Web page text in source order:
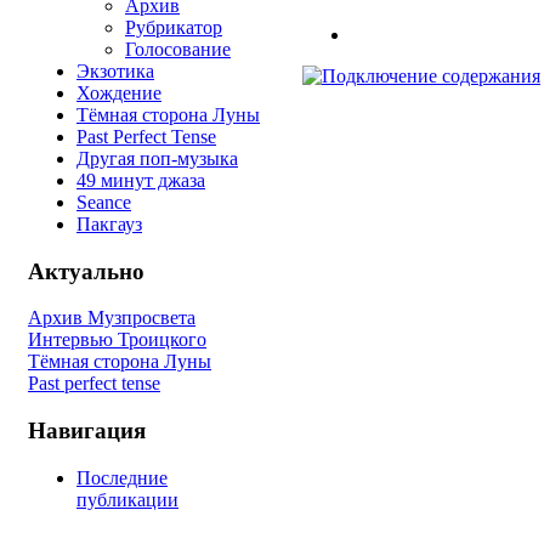
Архив
Рубрикатор
Голосование
Экзотика
Хождение
Тёмная сторона Луны
Past Perfect Tense
Другая поп-музыка
49 минут джаза
Seance
Пакгауз
Актуально
Архив Музпросвета
Интервью Троицкого
Тёмная сторона Луны
Past perfect tense
Навигация
Последние
публикации